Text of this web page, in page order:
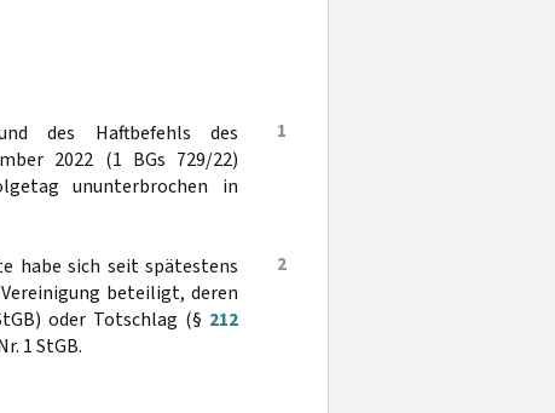
1
des Haftbefehls des
2022 (1 BGs 729/22)
ununterbrochen in
2
habe sich seit spätestens
beteiligt, deren
oder Totschlag (§ 212
1 StGB.